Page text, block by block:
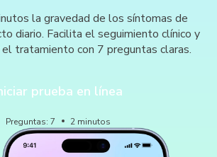
la gravedad de los síntomas de
diario. Facilita el seguimiento clínico y
el tratamiento con 7 preguntas claras.
prueba en línea
Preguntas: 7 2 minutos